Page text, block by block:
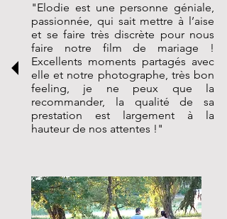
"Elodie est une personne géniale,
passionnée, qui sait mettre à l’aise
et se faire très discrète pour nous
faire notre film de mariage !
Excellents moments partagés avec
elle et notre photographe, très bon
feeling, je ne peux que la
recommander, la qualité de sa
prestation est largement à la
hauteur de nos attentes !"